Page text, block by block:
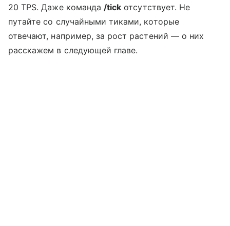
20 TPS. Даже команда/tick отсутствует. Не
путайте со случайными тиками, которые
отвечают, например, за рост растений — о них
расскажем в следующей главе.